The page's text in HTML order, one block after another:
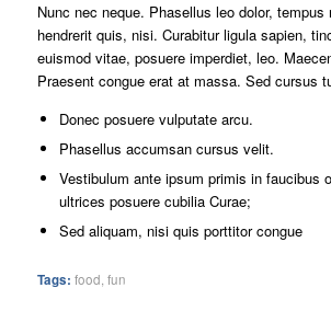
Nunc nec neque. Phasellus leo dolor, tempus
hendrerit quis, nisi. Curabitur ligula sapien,
euismod vitae, posuere imperdiet, leo.
Praesent congue erat at massa. Sed cursus
Donec posuere vulputate arcu.
Phasellus accumsan cursus velit.
Vestibulum ante ipsum primis in faucibus
ultrices posuere cubilia Curae;
Sed aliquam, nisi quis porttitor congue
Tags: food,fun